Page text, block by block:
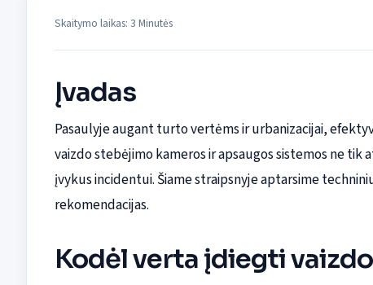
Skaitymo laikas: 3 Minutės
Įvadas
Pasaulyje augant turto vertėms ir urbanizacijai,
vaizdo stebėjimo kameros ir apsaugos sistemos ne
įvykus incidentui. Šiame straipsnyje aptarsime
rekomendacijas.
Kodėl verta įdiegti